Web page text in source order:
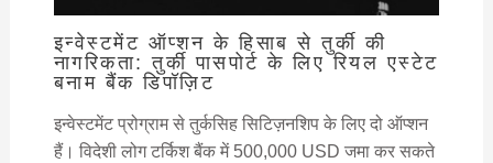
इन्वेस्टमेंट ऑप्शन के हिसाब से तुर्की की
नागरिकता: तुर्की पासपोर्ट के लिए रियल एस्टेट
बनाम बैंक डिपॉज़िट
इन्वेस्टमेंट प्रोग्राम से तुर्कसिह सिटिज़नशिप के लिए दो ऑप्शन
हैं। विदेशी लोग टर्किश बैंक में 500,000 USD जमा कर सकते